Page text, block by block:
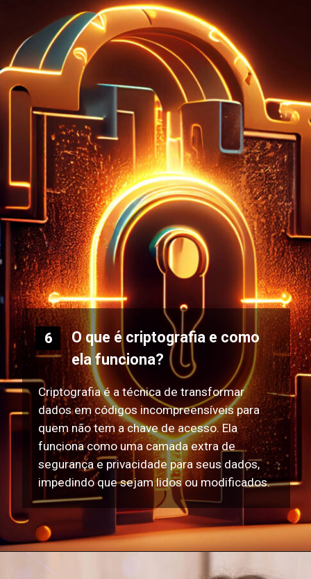
O que é criptografia e como
ela funciona?
Criptografia é a técnica de transformar
dados em códigos incompreensíveis para
quem não tem a chave de acesso. Ela
funciona como uma camada extra de
segurança e privacidade para seus dados,
impedindo que sejam lidos ou modificados.
6